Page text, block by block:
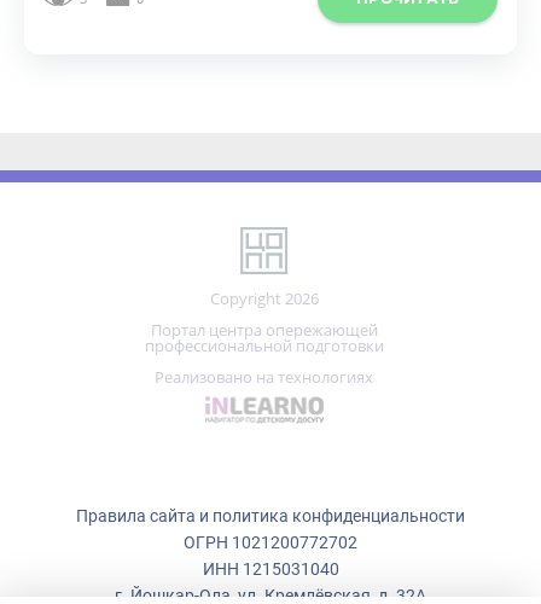
Портал центра опережающей
профессиональной подготовки
Реализовано на технологиях
г. Йошкар-Ола, ул. Кремлёвская, д. 32А
+7 (836)223-50-73
copp_12@mail.ru
Мы используем файлы cookie.
Центр опережающей профессиональной подготовки использует
cookie (файлы с данными о прошлых посещениях сайта) для ведения